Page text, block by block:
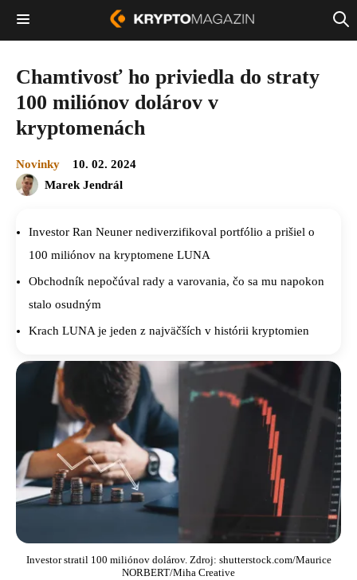
Chamtivosť ho priviedla do straty
100 miliónov dolárov v
kryptomenách
Novinky
10. 02. 2024
Marek Jendrál
Investor Ran Neuner nediverzifikoval portfólio a prišiel o
100 miliónov na kryptomene LUNA
Obchodník nepočúval rady a varovania, čo sa mu napokon
stalo osudným
Krach LUNA je jeden z najväčších v histórii kryptomien
Investor stratil 100 miliónov dolárov. Zdroj: shutterstock.com/Maurice
NORBERT/Miha Creative